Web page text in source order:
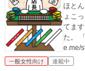
ほと
ょこ
てます。 ★この漫画のキャラを使ったLINEスタ
た。
e.me/
りま
一般女性向け 連載中